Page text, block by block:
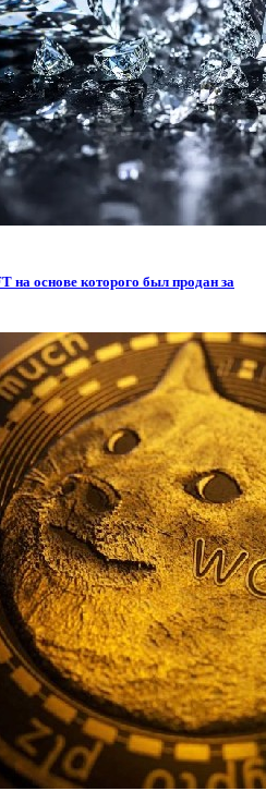
на основе которого был продан за